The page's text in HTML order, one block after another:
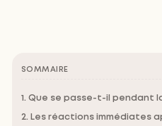
SOMMAIRE
1. Que se passe-t-il pendant
2. Les réactions immédiates